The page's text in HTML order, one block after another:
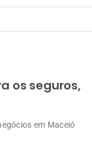
os seguros,
em Maceió